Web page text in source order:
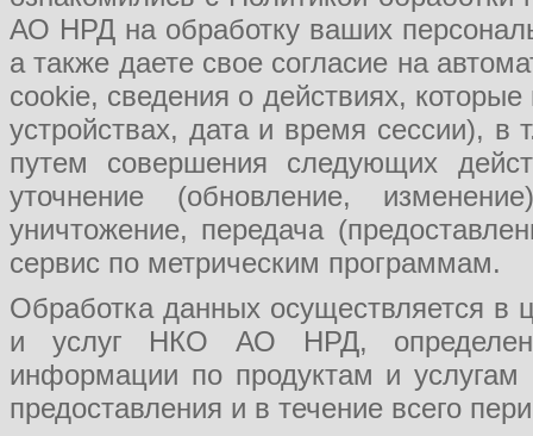
АО НРД на обработку ваших
а также даете свое согласие на
cookie, сведения о действиях,
устройствах, дата и время сессии), в
путем совершения следующих
уточнение (обновление,
уничтожение, передача
сервис по метрическим программам.
Обработка данных осуществляется в
и услуг НКО АО НРД, определения
информации по продуктам и
предоставления и в течение всего